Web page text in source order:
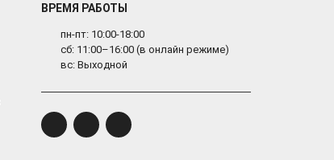
ВРЕМЯ РАБОТЫ
пн-пт: 10:00-18:00
сб: 11:00–16:00 (в онлайн режиме)
вс: Выходной